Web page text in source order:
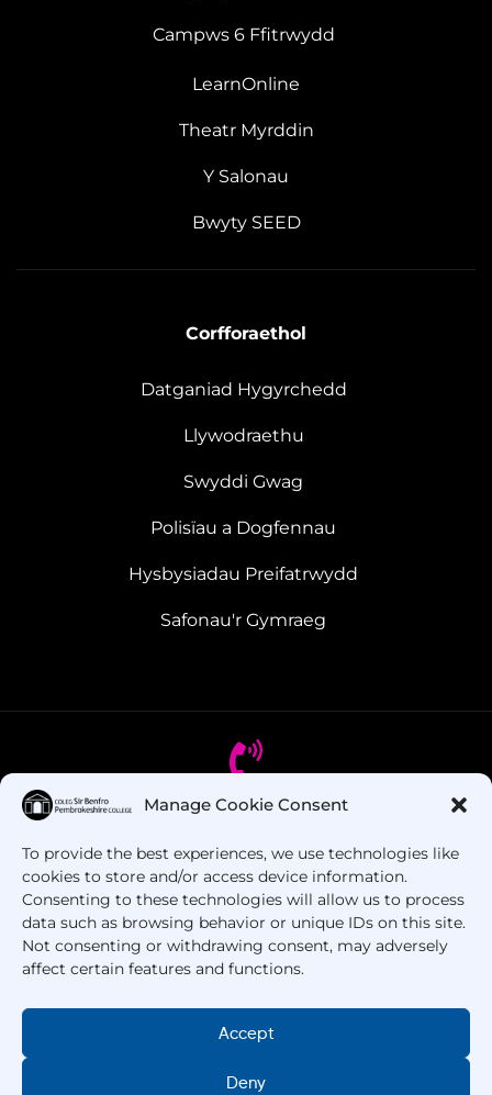
Manage Cookie Consent
To provide the best experiences, we use technologies like
cookies to store and/or access device information.
Consenting to these technologies will allow us to process
data such as browsing behavior or unique IDs on this site.
Not consenting or withdrawing consent, may adversely
affect certain features and functions.
Accept
Deny
Campws 6 Ffitrwydd
LearnOnline
Theatr Myrddin
Y Salonau
Bwyty SEED
Corfforaethol
Datganiad Hygyrchedd
Llywodraethu
Swyddi Gwag
Polisïau a Dogfennau
Hysbysiadau Preifatrwydd
Safonau'r Gymraeg
+44 1437 753 000
Coleg Sir Benfro